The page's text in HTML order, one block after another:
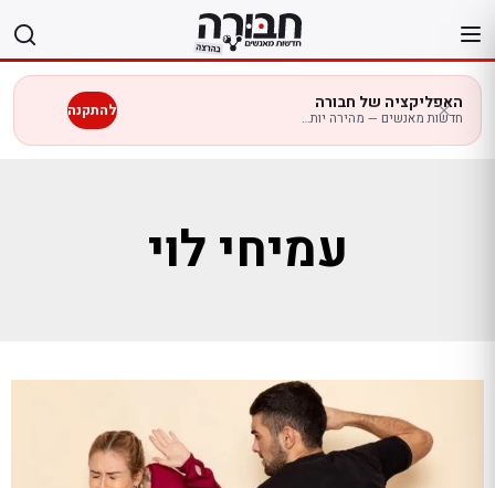
לתוכן
האפליקציה של חבורה
חדשות מאנשים — מהירה יותר בנייד להתקנה
עמיחי לוי